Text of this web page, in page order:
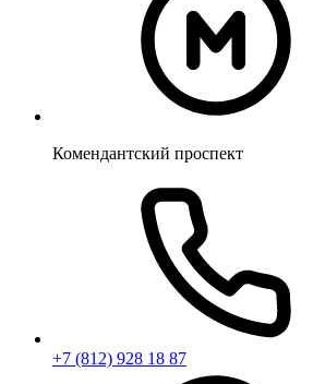
Комендантский проспект
+7 (812) 928 18 87